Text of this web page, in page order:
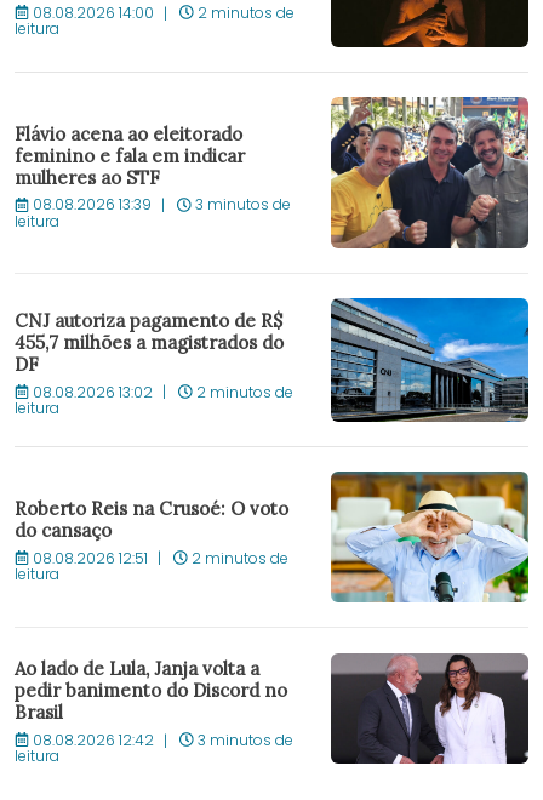
08.08.2026 14:00 2 minutos de
leitura
Flávio acena ao eleitorado
feminino e fala em indicar
mulheres ao STF
08.08.2026 13:39 3 minutos de
leitura
CNJ autoriza pagamento de R$
455,7 milhões a magistrados do
DF
08.08.2026 13:02 2 minutos de
leitura
Roberto Reis na Crusoé: O voto
do cansaço
08.08.2026 12:51 2 minutos de
leitura
Ao lado de Lula, Janja volta a
pedir banimento do Discord no
Brasil
08.08.2026 12:42 3 minutos de
leitura